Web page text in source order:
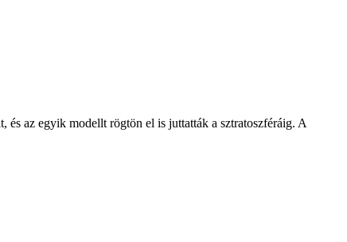
az egyik modellt rögtön el is juttatták a sztratoszféráig. A